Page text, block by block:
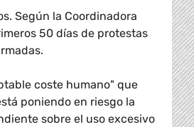
Según la Coordinadora
50 días de protestas
coste humano" que
poniendo en riesgo la
sobre el uso excesivo